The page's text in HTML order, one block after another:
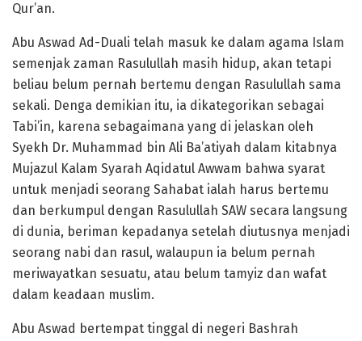
Qur’an.
Abu Aswad Ad-Duali telah masuk ke dalam agama Islam
semenjak zaman Rasulullah masih hidup, akan tetapi
beliau belum pernah bertemu dengan Rasulullah sama
sekali. Denga demikian itu, ia dikategorikan sebagai
Tabi’in, karena sebagaimana yang di jelaskan oleh
Syekh Dr. Muhammad bin Ali Ba’atiyah dalam kitabnya
Mujazul Kalam Syarah Aqidatul Awwam bahwa syarat
untuk menjadi seorang Sahabat ialah harus bertemu
dan berkumpul dengan Rasulullah SAW secara langsung
di dunia, beriman kepadanya setelah diutusnya menjadi
seorang nabi dan rasul, walaupun ia belum pernah
meriwayatkan sesuatu, atau belum tamyiz dan wafat
dalam keadaan muslim.
Abu Aswad bertempat tinggal di negeri Bashrah